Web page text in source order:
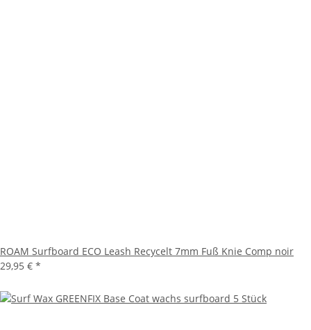
ROAM Surfboard ECO Leash Recycelt 7mm Fuß Knie Comp noir
29,95 € *